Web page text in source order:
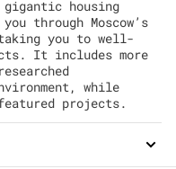
housing
through Moscow’s
you to well-
It includes more
while
projects.